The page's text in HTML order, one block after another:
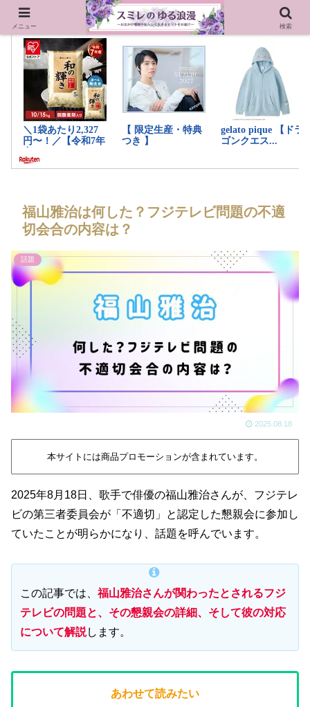
福山雅治は何した？フジテレビ問題の不適
切会合の内容は？
話題
2025.08.18
本サイトには商品プロモーションが含まれています。
2025年8月18日、歌手で俳優の福山雅治さんが、フジテレ
ビの第三者委員会が「不適切」と認定した懇親会に参加し
ていたことが明らかになり、話題を呼んでいます。
この記事では、福山雅治さんが関わったとされるフジ
テレビの問題と、その懇親会の詳細、そして彼の対応
について解説します。
あわせて読みたい
メニュー 検索